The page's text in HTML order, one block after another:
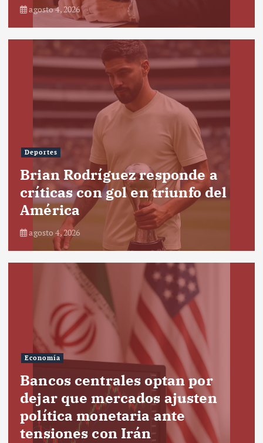
agosto 4, 2026
Deportes
Brian Rodríguez responde a
críticas con gol en triunfo del
América
agosto 4, 2026
Economía
Bancos centrales optan por
dejar que mercados ajusten
política monetaria ante
tensiones con Irán